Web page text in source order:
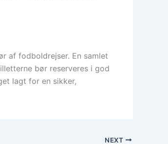
af fodboldrejser. En samlet
bør reserveres i god
lagt for en sikker,
NEXT